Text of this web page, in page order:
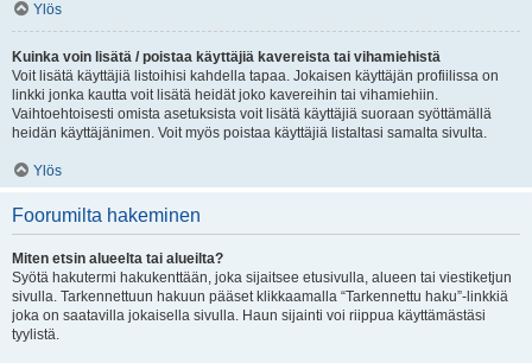
Ylös
Kuinka voin lisätä / poistaa käyttäjiä kavereista tai vihamiehistä
Voit lisätä käyttäjiä listoihisi kahdella tapaa. Jokaisen käyttäjän profiilissa on
linkki jonka kautta voit lisätä heidät joko kavereihin tai vihamiehiin.
Vaihtoehtoisesti omista asetuksista voit lisätä käyttäjiä suoraan syöttämällä
heidän käyttäjänimen. Voit myös poistaa käyttäjiä listaltasi samalta sivulta.
Ylös
Foorumilta hakeminen
Miten etsin alueelta tai alueilta?
Syötä hakutermi hakukenttään, joka sijaitsee etusivulla, alueen tai viestiketjun
sivulla. Tarkennettuun hakuun pääset klikkaamalla “Tarkennettu haku”-linkkiä
joka on saatavilla jokaisella sivulla. Haun sijainti voi riippua käyttämästäsi
tyylistä.